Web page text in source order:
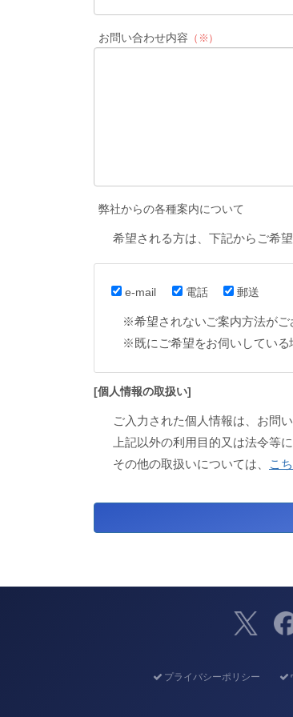
お問い合わせ内容 （※）
弊社からの各種案内について
希望される方は、下記からご希
e-mail 電話 郵送
※希望されないご案内方法がご
※既にご希望をお伺いしている
[個人情報の取扱い]
ご入力された個人情報は、お問
上記以外の利用目的又は法令等
その他の取扱いについては、
こ
プライバシーポリシー